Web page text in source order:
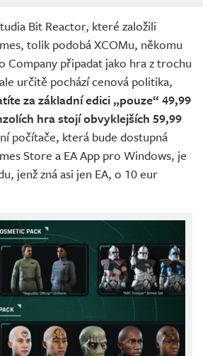
Bit Reactor, které založili
tolik podobá XCOMu, někomu
Company připadat jako hra z trochu
určitě pochází cenová politika,
za základní edici „pouze“ 49,99
hra stojí obvyklejších 59,99
počítače, která bude dostupná
Store a EA App pro Windows, je
jenž zná asi jen EA, o 10 eur